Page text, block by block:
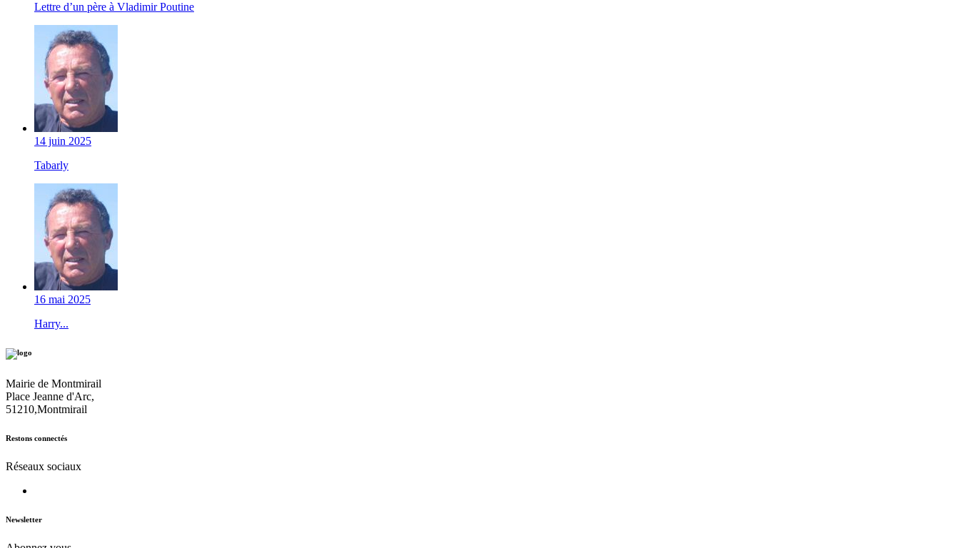
Lettre d’un père à Vladimir Poutine
14 juin 2025
Tabarly
16 mai 2025
Harry...
Mairie de Montmirail
Place Jeanne d'Arc,
51210,Montmirail
Restons connectés
Réseaux sociaux
Newsletter